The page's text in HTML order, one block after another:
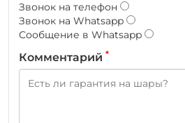
Звонок на телефон
Звонок на Whatsapp
Сообщение в Whatsapp
Комментарий *